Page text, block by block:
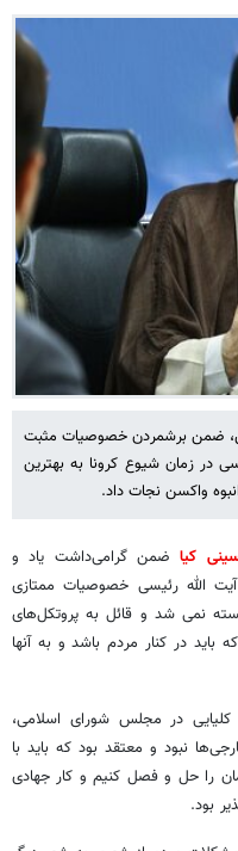
ضمن برشمردن خصوصیات مثبت
در زمان شیوع کرونا به بهترین
واکسن نجات داد.
کیاضمن گرامی‌داشت یاد و
الله رئیسی خصوصیات ممتازی
نمی‌ شد و قائل به پروتکل‌های
باید در کنار مردم باشد و به آنها
در مجلس شورای اسلامی،
نبود و معتقد بود که باید با
را حل و فصل کنیم و کار جهادی
بود.